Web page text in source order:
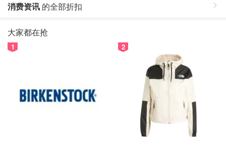
消费资讯 的全部折扣
大家都在抢
1 2